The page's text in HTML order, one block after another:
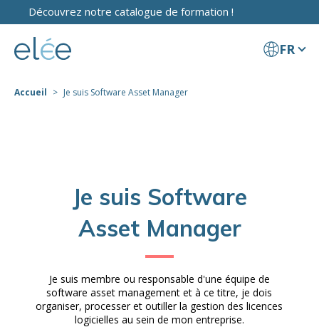
Découvrez notre catalogue de formation !
FR
Accueil Je suis Software Asset Manager
Je suis Software
Asset Manager
Je suis membre ou responsable d'une équipe de
software asset management et à ce titre, je dois
organiser, processer et outiller la gestion des licences
logicielles au sein de mon entreprise.